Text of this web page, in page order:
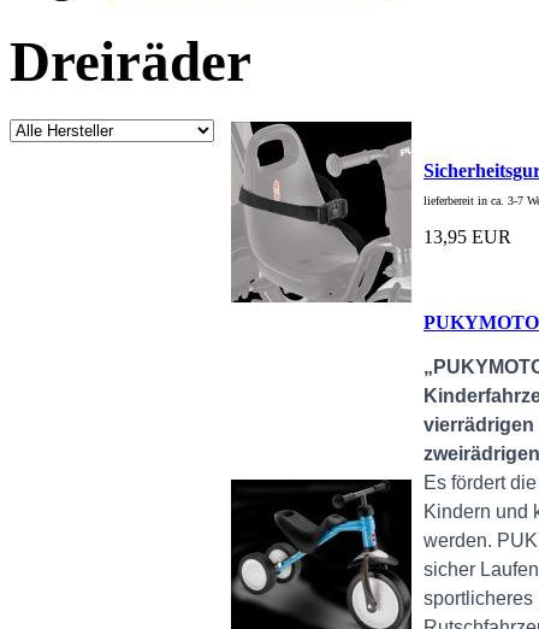
Dreiräder
lieferbereit in ca. 3-7
13,95 EUR
vierrädrigen
Es fördert
Kindern und
werden.
sicher
sportlicheres